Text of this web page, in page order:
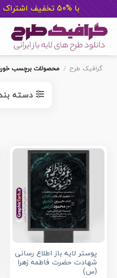
با %50 تخفیف اشتراک بخر
content
گرافیک طرح / محصولات برچسب
دسته
پوستر لایه باز اطلاع رسانی
شهادت حضرت فاطمه زهرا
(س)